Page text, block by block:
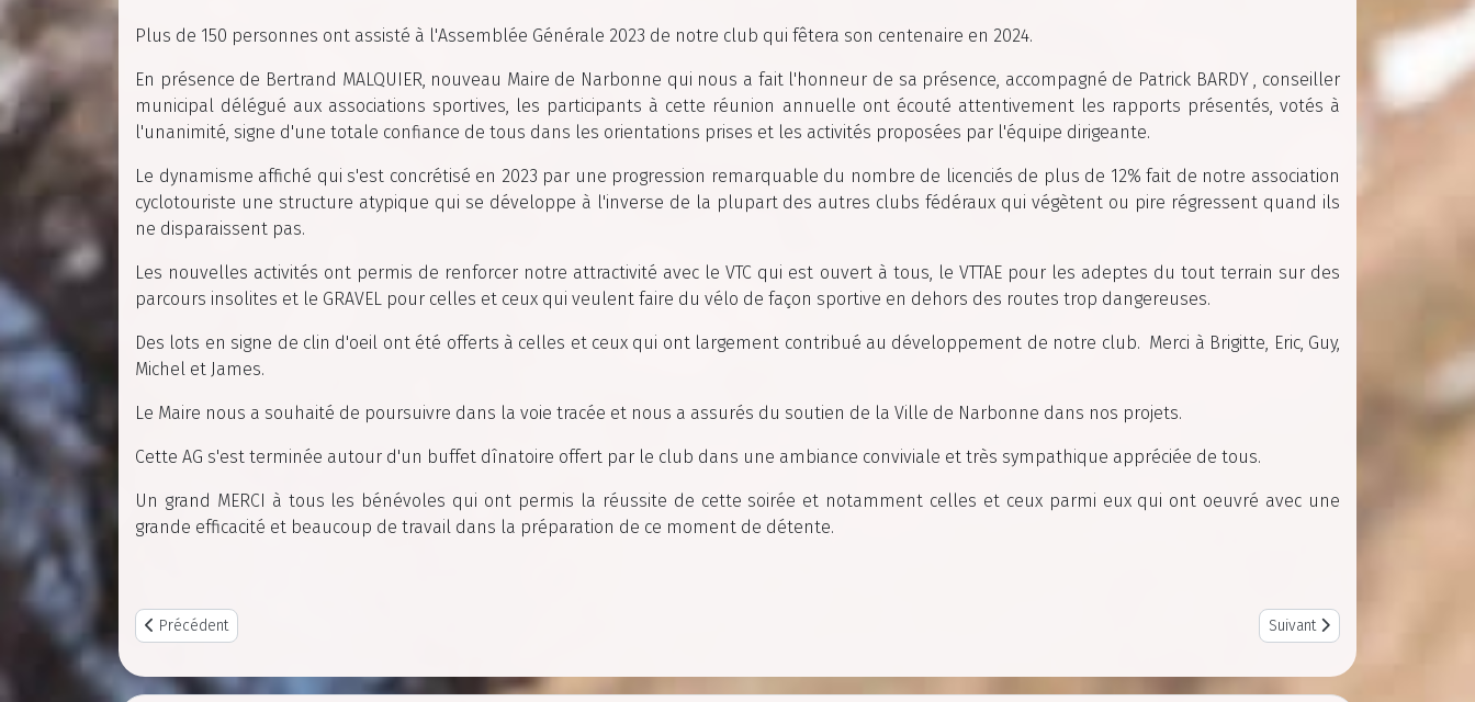
Plus de 150 personnes ont assisté à l'Assemblée Générale 2023 de notre club qui fêtera son centenaire en 2024.
En présence de Bertrand MALQUIER, nouveau Maire de Narbonne qui nous a fait l'honneur de sa présence, accompagné de Patrick BARDY , conseiller
municipal délégué aux associations sportives, les participants à cette réunion annuelle ont écouté attentivement les rapports présentés, votés à
l'unanimité, signe d'une totale confiance de tous dans les orientations prises et les activités proposées par l'équipe dirigeante.
Le dynamisme affiché qui s'est concrétisé en 2023 par une progression remarquable du nombre de licenciés de plus de 12% fait de notre association
cyclotouriste une structure atypique qui se développe à l'inverse de la plupart des autres clubs fédéraux qui végètent ou pire régressent quand ils
ne disparaissent pas.
Les nouvelles activités ont permis de renforcer notre attractivité avec le VTC qui est ouvert à tous, le VTTAE pour les adeptes du tout terrain sur des
parcours insolites et le GRAVEL pour celles et ceux qui veulent faire du vélo de façon sportive en dehors des routes trop dangereuses.
Des lots en signe de clin d'oeil ont été offerts à celles et ceux qui ont largement contribué au développement de notre club. Merci à Brigitte, Eric, Guy,
Michel et James.
Le Maire nous a souhaité de poursuivre dans la voie tracée et nous a assurés du soutien de la Ville de Narbonne dans nos projets.
Cette AG s'est terminée autour d'un buffet dînatoire offert par le club dans une ambiance conviviale et très sympathique appréciée de tous.
Un grand MERCI à tous les bénévoles qui ont permis la réussite de cette soirée et notamment celles et ceux parmi eux qui ont oeuvré avec une
grande efficacité et beaucoup de travail dans la préparation de ce moment de détente.
Previous article: CR Réunion du 24/01/2024
Précédent Next article: CR Réunion du
Suivant